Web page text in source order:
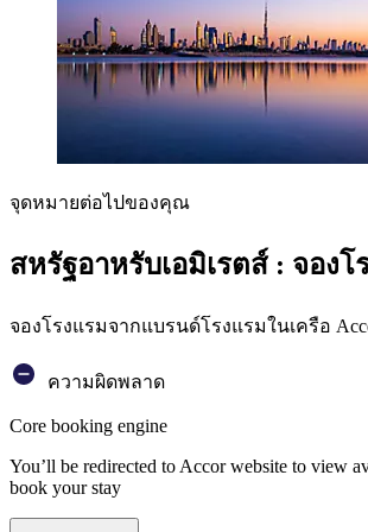
จุดหมายต่อไปของคุณ
สหรัฐอาหรับเอมิเรตส์ : จองโ
จองโรงแรมจากแบรนด์โรงแรมในเครือ
ความผิดพลาด
Core booking engine
You’ll be redirected to Accor website to view
book your stay